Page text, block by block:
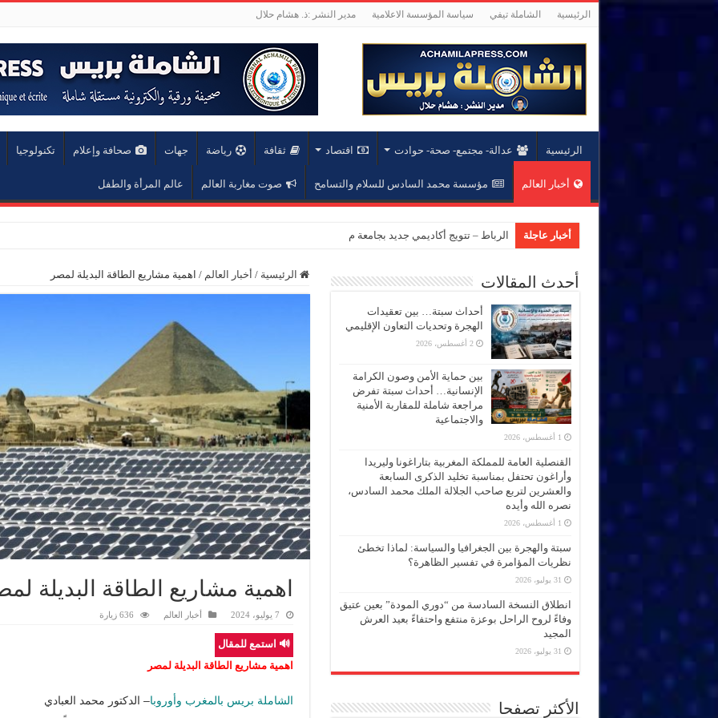
الرئيسية الشاملة تيفي سياسة المؤسسة الاعلامية مدير النشر :ذ. هشام حلال
الرئيسية عدالة- مجتمع- صحة- حوادت اقتصاد ثقافة رياضة جهات صحافة وإعلام تكنولوجيا
أخبار العالم مؤسسة محمد السادس للسلام والتسامح صوت مغاربة العالم عالم المرأة والطفل
أخبار عاجلة الرباط – تتويج أكاديمي جديد بجامعة محمد الخامس
الرئيسية / أخبار العالم / اهمية مشاريع الطاقة البديلة لمصر
اهمية مشاريع الطاقة البديلة
7 يوليو، 2024 أخبار العالم 636 زيارة
🔊 استمع للمقال
اهمية مشاريع الطاقة البديلة لمصر
الشاملة بريس بالمغرب وأوروبا– الدكتور محمد العبادي
أحدث المقالات
أحداث سبتة… بين تعقيدات
الهجرة وتحديات التعاون الإقليمي
2 أغسطس، 2026
بين حماية الأمن وصون الكرامة
الإنسانية… أحداث سبتة تفرض
مراجعة شاملة للمقاربة الأمنية
والاجتماعية
1 أغسطس، 2026
القنصلية العامة للمملكة المغربية بتاراغونا وليريدا
وأراغون تحتفل بمناسبة تخليد الذكرى السابعة
والعشرين لتربع صاحب الجلالة الملك محمد السادس،
نصره الله وأيده
1 أغسطس، 2026
سبتة والهجرة بين الجغرافيا والسياسة: لماذا تخطئ
نظريات المؤامرة في تفسير الظاهرة؟
31 يوليو، 2026
انطلاق النسخة السادسة من “دوري المودة” بعين عتيق
وفاءً لروح الراحل بوعزة منتفع واحتفاءً بعيد العرش
المجيد
31 يوليو، 2026
الأكثر تصفحا